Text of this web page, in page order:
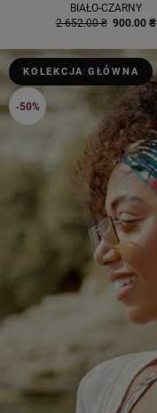
BIAŁO-CZARNY
2 652.00 ₴ 900.00 ₴
KOLEKCJA GŁÓWNA
-50%